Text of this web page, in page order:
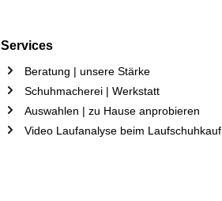
Services
Beratung | unsere Stärke
Schuhmacherei | Werkstatt
Auswahlen | zu Hause anprobieren
Video Laufanalyse beim Laufschuhkauf